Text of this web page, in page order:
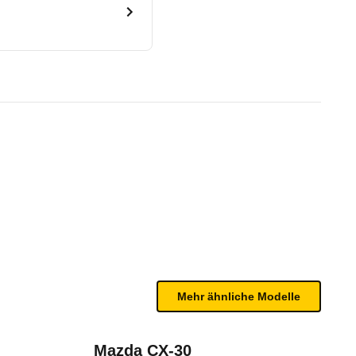
Fahrzeug.
sind, entnehmen Sie bitte dem Rückruf, da
Mazda CX-30
Mehr ähnliche Modelle